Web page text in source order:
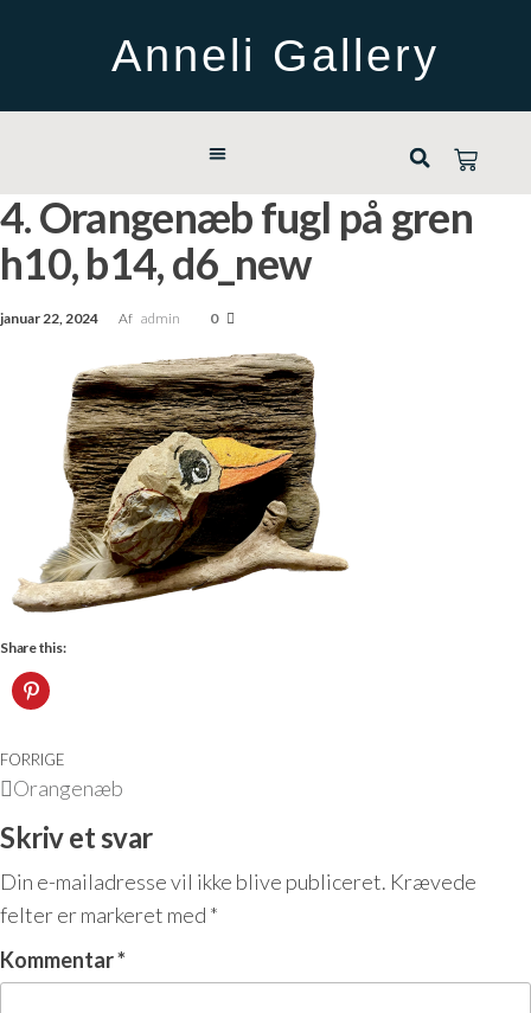
Anneli Gallery
4. Orangenæb fugl på gren
h10, b14, d6_new
januar 22, 2024 Af admin 0
Share this:
FORRIGE
Orangenæb
Skriv et svar
Din e-mailadresse vil ikke blive publiceret. Krævede
felter er markeret med *
Kommentar*